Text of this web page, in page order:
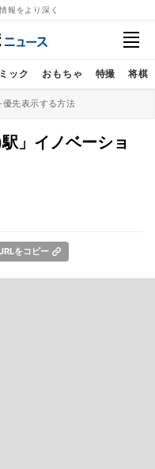
報をより深く
ック おもちゃ 特撮 将棋
先表示する方法
」イノベーショ
をコピー